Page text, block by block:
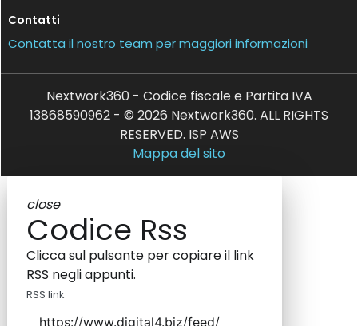
Contatti
Contatta il nostro team per maggiori informazioni
Nextwork360 - Codice fiscale e Partita IVA
13868590962 - © 2026 Nextwork360. ALL RIGHTS
RESERVED. ISP AWS
Mappa del sito
close
Codice Rss
Clicca sul pulsante per copiare il link
RSS negli appunti.
RSS link